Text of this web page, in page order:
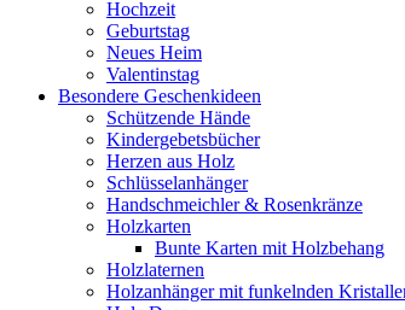
Hochzeit
Geburtstag
Neues Heim
Valentinstag
Besondere Geschenkideen
Schützende Hände
Kindergebetsbücher
Herzen aus Holz
Schlüsselanhänger
Handschmeichler & Rosenkränze
Holzkarten
Bunte Karten mit Holzbehang
Holzlaternen
Holzanhänger mit funkelnden